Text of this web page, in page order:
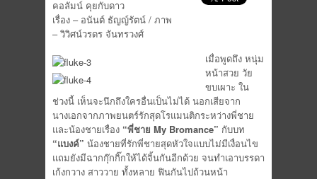
คอลัมน์ คุยกับดาว
เรื่อง – อนันต์ ธัญญ์รัตน์ / ภาพ
– วิวิศน์วรดร จันทรวงศ์
เมื่อพูดถึง หนุ่ม
หน้าสวย วัย
ขบเผาะ ใน
ช่วงนี้ เห็นจะนึกถึงใครอื่นเป็นไม่ได้ นอกเสียจาก
นางเอกจากภาพยนตร์รักสุดโรแมนติกระหว่างพี่ชาย
และน้องชายเรื่อง “พี่ชาย My Bromance” กับบท
“แบงค์” น้องชายที่รักพี่ชายสุดหัวใจแบบไม่มีเงื่อนไข
แถมยังมีฉากกุ๊กกิ๊กให้ได้จิ้นกันอีกด้วย จนทำเอาบรรดา
เก้งกวาง สาววาย ทั้งหลาย ฟินกันไปถ้วนหน้า